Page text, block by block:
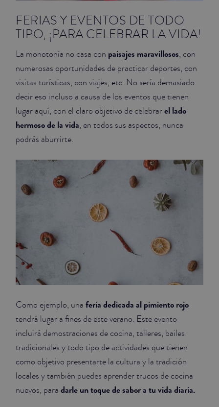
FERIAS Y EVENTOS DE TODO
TIPO, ¡PARA CELEBRAR LA VIDA!
La monotonía no casa con paisajes maravillosos, con
numerosas oportunidades de practicar deportes, con
visitas turísticas, con viajes, etc. No sería demasiado
decir eso incluso a causa de los eventos que tienen
lugar aquí, con el claro objetivo de celebrarel lado
hermoso de la vida, en todos sus aspectos, nunca
podrás aburrirte.
Como ejemplo, una feria dedicada al pimiento rojo
tendrá lugar a fines de este verano. Este evento
incluirá demostraciones de cocina, talleres, bailes
tradicionales y todo tipo de actividades que tienen
como objetivo presentarte la cultura y la tradición
locales y también puedes aprender trucos de cocina
nuevos, para darle un toque de sabor a tu vida diaria.